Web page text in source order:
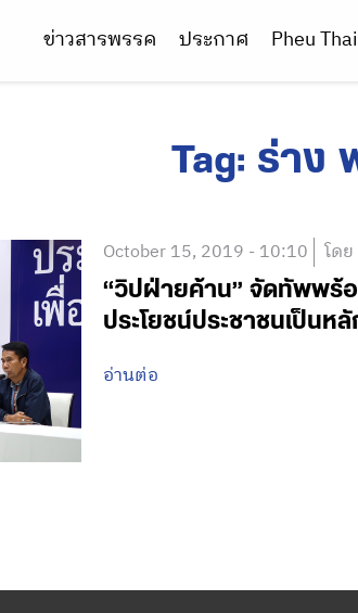
ข่าวสารพรรค ประกาศ Pheu
Tag: ร่าง
October 15, 2019 - 10:10 โด
“วิปฝ่ายค้าน” จัดทัพพร้อ
ประโยชน์ประชาชนเป็นหลั
อ่านต่อ